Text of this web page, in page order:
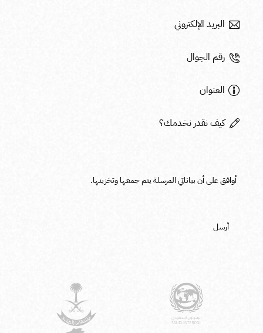
أوافق على أن بياناتي المرسلة يتمجمعها وتخزينها.